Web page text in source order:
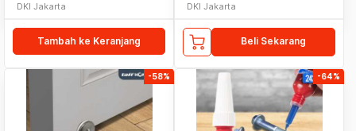
DKI Jakarta
Tambah ke Keranjang
DKI Jakarta
Beli Sekarang
-58% -64%